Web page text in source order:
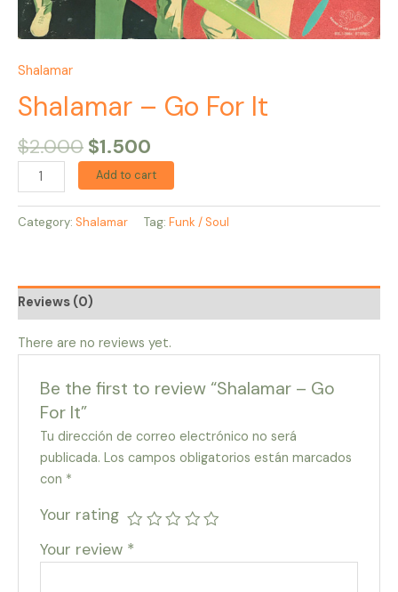
Shalamar
Shalamar – Go For It
$2.000 $1.500
Add to cart
Category: Shalamar Tag: Funk / Soul
Reviews (0)
There are no reviews yet.
Be the first to review “Shalamar – Go
For It”
Tu dirección de correo electrónico no será
publicada. Los campos obligatorios están marcados
con *
Your rating
Your review *